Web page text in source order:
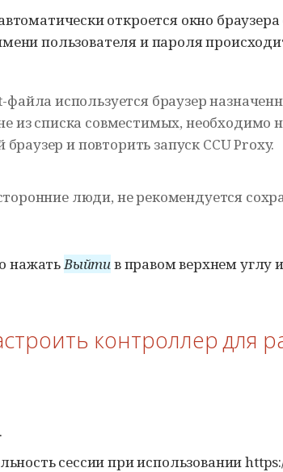
откроется окно
пользователя и пароля
используется браузер
из списка совместимых, необходимо
и повторить запуск CCU Proxy.
люди, не рекомендуется
нажатьВыйтив правом верхнем углу
контроллер для
сессии при использовании